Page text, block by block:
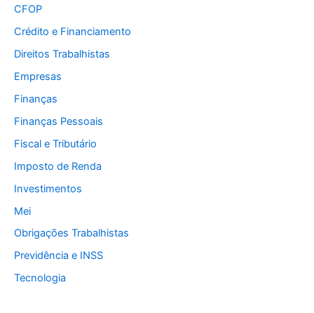
CFOP
Crédito e Financiamento
Direitos Trabalhistas
Empresas
Finanças
Finanças Pessoais
Fiscal e Tributário
Imposto de Renda
Investimentos
Mei
Obrigações Trabalhistas
Previdência e INSS
Tecnologia